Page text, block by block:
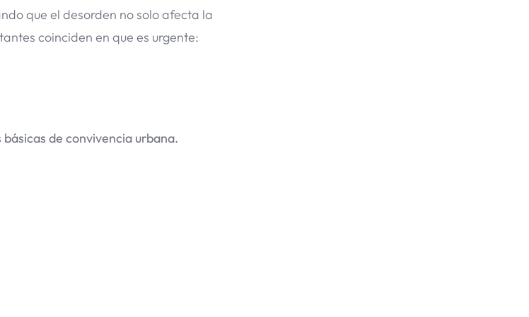
que el desorden no solo afecta la
coinciden en que es urgente:
de convivencia urbana.